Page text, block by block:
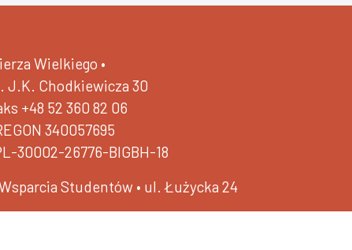
Wielkiego •
J.K. Chodkiewicza 30
+48 52 360 82 06
340057695
30002-26776-BIGBH-18
Studentów • ul. Łużycka 24